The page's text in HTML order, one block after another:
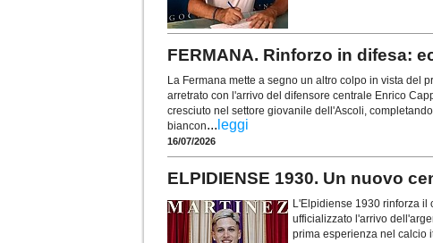
FERMANA. Rinforzo in difesa:
La Fermana mette a segno un altro colpo in vista del
arretrato con l'arrivo del difensore centrale Enrico
cresciuto nel settore giovanile dell'Ascoli,
biancon... leggi
16/07/2026
ELPIDIENSE 1930. Un nuovo
L'Elpidiense 1930 rinforza il
ufficializzato l'arrivo
prima esperienza nel calcio